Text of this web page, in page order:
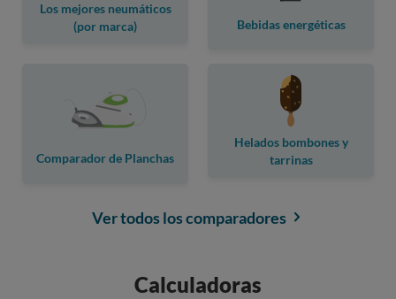
Los mejores neumáticos
(por marca)
Bebidas energéticas
Comparador de Planchas
Helados bombones y
tarrinas
Ver todos los comparadores
Calculadoras